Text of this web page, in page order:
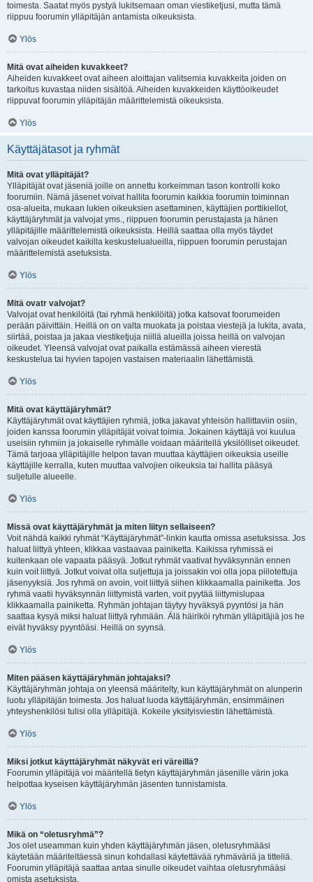
toimesta. Saatat myös pystyä lukitsemaan oman viestiketjusi, mutta tämä
riippuu foorumin ylläpitäjän antamista oikeuksista.
Ylös
Mitä ovat aiheiden kuvakkeet?
Aiheiden kuvakkeet ovat aiheen aloittajan valitsemia kuvakkeita joiden on
tarkoitus kuvastaa niiden sisältöä. Aiheiden kuvakkeiden käyttöoikeudet
riippuvat foorumin ylläpitäjän määrittelemistä oikeuksista.
Ylös
Käyttäjätasot ja ryhmät
Mitä ovat ylläpitäjät?
Ylläpitäjät ovat jäseniä joille on annettu korkeimman tason kontrolli koko
foorumiin. Nämä jäsenet voivat hallita foorumin kaikkia foorumin toiminnan
osa-alueita, mukaan lukien oikeuksien asettaminen, käyttäjien porttikiellot,
käyttäjäryhmät ja valvojat yms., riippuen foorumin perustajasta ja hänen
ylläpitäjille määrittelemistä oikeuksista. Heillä saattaa olla myös täydet
valvojan oikeudet kaikilla keskustelualueilla, riippuen foorumin perustajan
määrittelemistä asetuksista.
Ylös
Mitä ovatr valvojat?
Valvojat ovat henkilöitä (tai ryhmä henkilöitä) jotka katsovat foorumeiden
perään päivittäin. Heillä on on valta muokata ja poistaa viestejä ja lukita, avata,
siirtää, poistaa ja jakaa viestiketjuja niillä alueilla joissa heillä on valvojan
oikeudet. Yleensä valvojat ovat paikalla estämässä aiheen vierestä
keskustelua tai hyvien tapojen vastaisen materiaalin lähettämistä.
Ylös
Mitä ovat käyttäjäryhmät?
Käyttäjäryhmät ovat käyttäjien ryhmiä, jotka jakavat yhteisön hallittaviin osiin,
joiden kanssa foorumin ylläpitäjät voivat toimia. Jokainen käyttäjä voi kuulua
useisiin ryhmiin ja jokaiselle ryhmälle voidaan määritellä yksilölliset oikeudet.
Tämä tarjoaa ylläpitäjille helpon tavan muuttaa käyttäjien oikeuksia useille
käyttäjille kerralla, kuten muuttaa valvojien oikeuksia tai hallita pääsyä
suljetulle alueelle.
Ylös
Missä ovat käyttäjäryhmät ja miten liityn sellaiseen?
Voit nähdä kaikki ryhmät “Käyttäjäryhmät”-linkin kautta omissa asetuksissa. Jos
haluat liittyä yhteen, klikkaa vastaavaa painiketta. Kaikissa ryhmissä ei
kuitenkaan ole vapaata pääsyä. Jotkut ryhmät vaativat hyväksynnän ennen
kuin voit liittyä. Jotkut voivat olla suljettuja ja joissakin voi olla jopa piilotettuja
jäsenyyksiä. Jos ryhmä on avoin, voit liittyä siihen klikkaamalla painiketta. Jos
ryhmä vaatii hyväksynnän liittymistä varten, voit pyytää liittymislupaa
klikkaamalla painiketta. Ryhmän johtajan täytyy hyväksyä pyyntösi ja hän
saattaa kysyä miksi haluat liittyä ryhmään. Älä häiriköi ryhmän ylläpitäjiä jos he
eivät hyväksy pyyntöäsi. Heillä on syynsä.
Ylös
Miten pääsen käyttäjäryhmän johtajaksi?
Käyttäjäryhmän johtaja on yleensä määritelty, kun käyttäjäryhmät on alunperin
luotu ylläpitäjän toimesta. Jos haluat luoda käyttäjäryhmän, ensimmäinen
yhteyshenkilösi tulisi olla ylläpitäjä. Kokeile yksityisviestin lähettämistä.
Ylös
Miksi jotkut käyttäjäryhmät näkyvät eri väreillä?
Foorumin ylläpitäjä voi määritellä tietyn käyttäjäryhmän jäsenille värin joka
helpottaa kyseisen käyttäjäryhmän jäsenten tunnistamista.
Ylös
Mikä on “oletusryhmä”?
Jos olet useamman kuin yhden käyttäjäryhmän jäsen, oletusryhmääsi
käytetään määriteltäessä sinun kohdallasi käytettävää ryhmäväriä ja titteliä.
Foorumin ylläpitäjä saattaa antaa sinulle oikeudet vaihtaa oletusryhmääsi
omista asetuksista.